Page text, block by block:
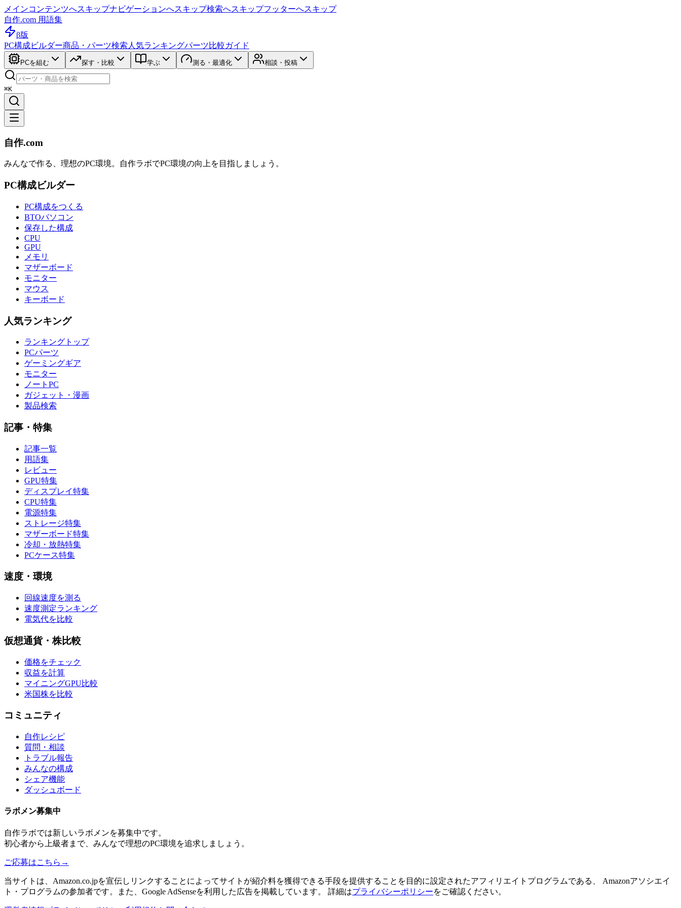
メインコンテンツへスキップナビゲーションへスキップ検索へスキップフッターへスキップ
自作.com 用語集
β版
PC構成ビルダー商品・パーツ検索 人気ランキングパーツ比較ガイド
PCを組む 探す・比較 学ぶ 測る・最適化 相談・投稿
⌘K
自作.com
みんなで作る、理想のPC環境。 自作ラボでPC環境の向上を目指しましょう。
PC構成ビルダー
PC構成をつくる
BTOパソコン
保存した構成
CPU
GPU
メモリ
マザーボード
モニター
マウス
キーボード
人気ランキング
ランキングトップ
PCパーツ
ゲーミングギア
モニター
ノートPC
ガジェット・漫画
製品検索
記事・特集
記事一覧
用語集
レビュー
GPU特集
ディスプレイ特集
CPU特集
電源特集
ストレージ特集
マザーボード特集
冷却・放熱特集
PCケース特集
速度・環境
回線速度を測る
速度測定ランキング
電気代を比較
仮想通貨・株比較
価格をチェック
収益を計算
マイニングGPU比較
米国株を比較
コミュニティ
自作レシピ
質問・相談
トラブル報告
みんなの構成
シェア機能
ダッシュボード
ラボメン募集中
自作ラボでは新しいラボメンを募集中です。
初心者から上級者まで、みんなで理想のPC環境を追求しましょう。
ご応募はこちら →
当サイトは、Amazon.co.jpを宣伝しリンクすることによってサイトが紹介料を獲得できる手段を提供することを目的に設定されたアフィリエイトプログラムである、 Amazonアソシエイ
ト・プログラムの参加者です。また、Google AdSenseを利用した広告を掲載しています。 詳細はプライバシーポリシーをご確認ください。